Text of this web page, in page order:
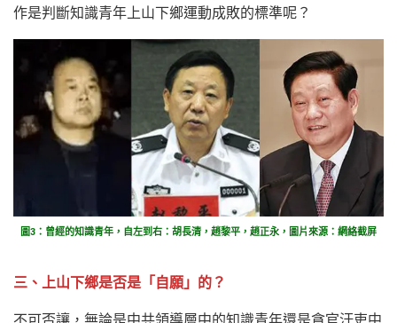
作是判斷知識青年上山下鄉運動成敗的標準呢？
圖3：曾經的知識青年，自左到右：胡長清，趙黎平，趙正永，圖片來源：網絡截屏
三、上山下鄉是否是「自願」的？
不可否讓，無論是中共領導層中的知識青年還是貪官汙吏中